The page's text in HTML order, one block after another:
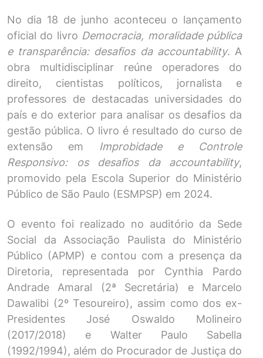
No dia 18 de junho aconteceu o lançamento
oficial do livro Democracia, moralidade pública
e transparência: desafios da accountability. A
obra multidisciplinar reúne operadores do
direito, cientistas políticos, jornalista e
professores de destacadas universidades do
país e do exterior para analisar os desafios da
gestão pública. O livro é resultado do curso de
extensão em Improbidade e Controle
Responsivo: os desafios da accountability,
promovido pela Escola Superior do Ministério
Público de São Paulo (ESMPSP) em 2024.
O evento foi realizado no auditório da Sede
Social da Associação Paulista do Ministério
Público (APMP) e contou com a presença da
Diretoria, representada por Cynthia Pardo
Andrade Amaral (2ª Secretária) e Marcelo
Dawalibi (2º Tesoureiro), assim como dos ex-
Presidentes José Oswaldo Molineiro
(2017/2018) e Walter Paulo Sabella
(1992/1994), além do Procurador de Justiça do